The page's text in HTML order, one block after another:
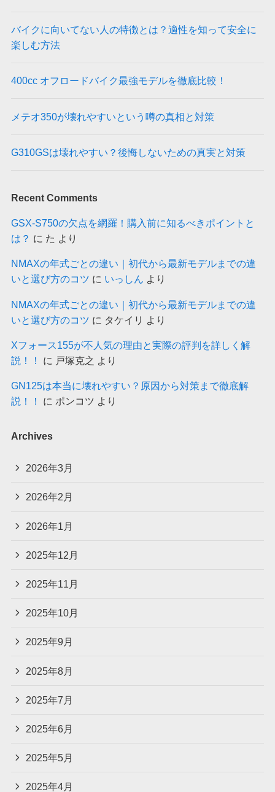
バイクに向いてない人の特徴とは？適性を知って安全に
楽しむ方法
400cc オフロードバイク最強モデルを徹底比較！
メテオ350が壊れやすいという噂の真相と対策
G310GSは壊れやすい？後悔しないための真実と対策
Recent Comments
GSX-S750の欠点を網羅！購入前に知るべきポイントと
は？ に た より
NMAXの年式ごとの違い｜初代から最新モデルまでの違
いと選び方のコツ に いっしん より
NMAXの年式ごとの違い｜初代から最新モデルまでの違
いと選び方のコツ に タケイリ より
Xフォース155が不人気の理由と実際の評判を詳しく解
説！！
に 戸塚克之 より
GN125は本当に壊れやすい？原因から対策まで徹底解
説！！
に ポンコツ より
Archives
2026年3月
2026年2月
2026年1月
2025年12月
2025年11月
2025年10月
2025年9月
2025年8月
2025年7月
2025年6月
2025年5月
2025年4月